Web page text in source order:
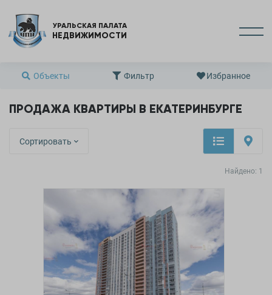
УРАЛЬСКАЯ ПАЛАТА
НЕДВИЖИМОСТИ
Объекты Фильтр Избранное
ПРОДАЖА КВАРТИРЫ В ЕКАТЕРИНБУРГЕ
Сортировать
Найдено: 1